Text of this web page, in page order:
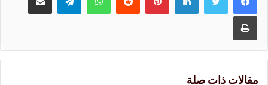
طباعة
مقالات ذات صلة